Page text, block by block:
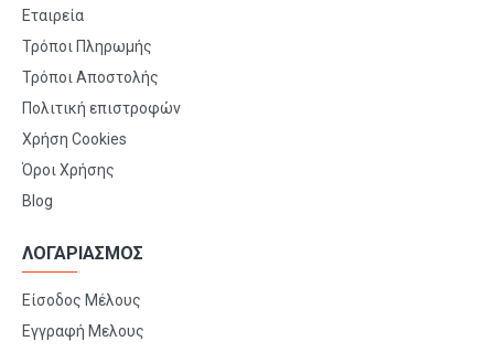
Εταιρεία
Τρόποι Πληρωμής
Τρόποι Αποστολής
Πολιτική επιστροφών
Χρήση Cookies
Όροι Χρήσης
Blog
ΛΟΓΑΡΙΑΣΜΟΣ
Είσοδος Μέλους
Εγγραφή Μελους